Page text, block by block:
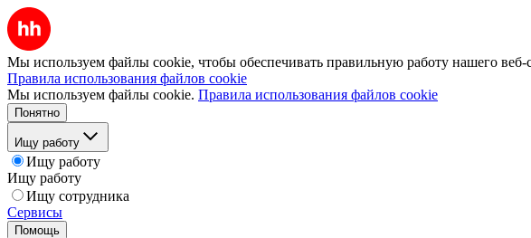
Мы используем файлы cookie, чтобы обеспечивать правильную работу нашего веб-
Правила использования файлов cookie
Мы используем файлы cookie. Правила использования файлов cookie
Понятно
Ищу работу
Ищу работу
Ищу работу
Ищу сотрудника
Сервисы
Помощь